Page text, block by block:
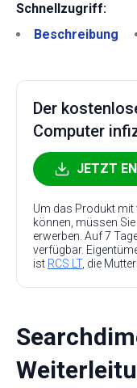
Schnellzugriff:
Beschreibung
Der
Computer
JETZT
Um das Produkt
können, müssen
erwerben. Auf 7
verfügbar.
ist RCS LT, die